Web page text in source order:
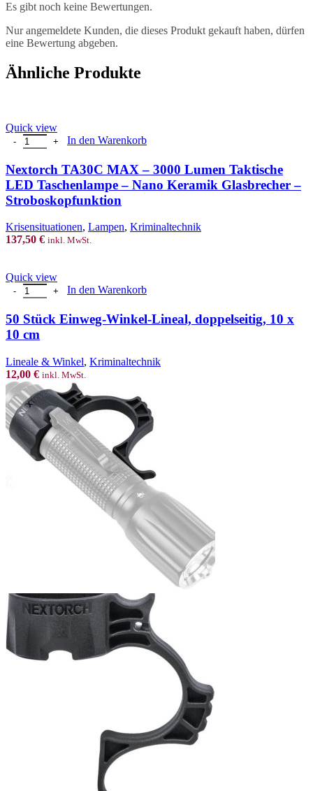
Es gibt noch keine Bewertungen.
Nur angemeldete Kunden, die dieses Produkt gekauft haben, dürfen
eine Bewertung abgeben.
Ähnliche Produkte
Quick view
Nextorch TA30C MAX - 3000 Lumen Taktische LED
In den Warenkorb
Nextorch TA30C MAX – 3000 Lumen Taktische
LED Taschenlampe – Nano Keramik Glasbrecher –
Stroboskopfunktion
Krisensituationen, Lampen, Kriminaltechnik
137,50 € inkl. MwSt.
Quick view
50 Stück Einweg-Winkel-Lineal, doppelseitig, 10 x 10 cm Menge
In den Warenkorb
50 Stück Einweg-Winkel-Lineal, doppelseitig, 10 x
10 cm
Lineale & Winkel, Kriminaltechnik
12,00 € inkl. MwSt.